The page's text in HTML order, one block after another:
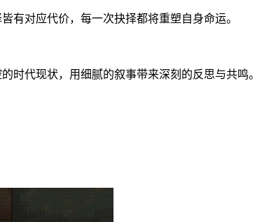
有对应代价，每一次抉择都将重塑自身命运。
时代现状，用细腻的叙事带来深刻的反思与共鸣。